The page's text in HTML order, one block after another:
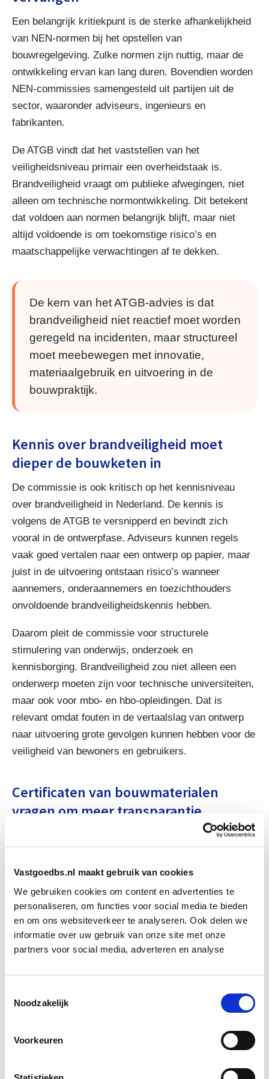
Vastgoedbs.nl maakt gebruik van cookies
We gebruiken cookies om content en advertenties te
personaliseren, om functies voor social media te bieden
en om ons websiteverkeer te analyseren. Ook delen we
informatie over uw gebruik van onze site met onze
partners voor social media, adverteren en analyse
Noodzakelijk
Voorkeuren
Een belangrijk kritiekpunt is de sterke afhankelijkheid
van NEN-normen bij het opstellen van
bouwregelgeving. Zulke normen zijn nuttig, maar de
ontwikkeling ervan kan lang duren. Bovendien worden
NEN-commissies samengesteld uit partijen uit de
sector, waaronder adviseurs, ingenieurs en
fabrikanten.
De ATGB vindt dat het vaststellen van het
veiligheidsniveau primair een overheidstaak is.
Brandveiligheid vraagt om publieke afwegingen, niet
alleen om technische normontwikkeling. Dit betekent
dat voldoen aan normen belangrijk blijft, maar niet
altijd voldoende is om toekomstige risico’s en
maatschappelijke verwachtingen af te dekken.
De kern van het ATGB-advies is dat
brandveiligheid niet reactief moet worden
geregeld na incidenten, maar structureel
moet meebewegen met innovatie,
materiaalgebruik en uitvoering in de
bouwpraktijk.
Kennis over brandveiligheid moet
dieper de bouwketen in
De commissie is ook kritisch op het kennisniveau
over brandveiligheid in Nederland. De kennis is
volgens de ATGB te versnipperd en bevindt zich
vooral in de ontwerpfase. Adviseurs kunnen regels
vaak goed vertalen naar een ontwerp op papier, maar
juist in de uitvoering ontstaan risico’s wanneer
aannemers, onderaannemers en toezichthouders
onvoldoende brandveiligheidskennis hebben.
Daarom pleit de commissie voor structurele
stimulering van onderwijs, onderzoek en
kennisborging. Brandveiligheid zou niet alleen een
onderwerp moeten zijn voor technische universiteiten,
maar ook voor mbo- en hbo-opleidingen. Dat is
relevant omdat fouten in de vertaalslag van ontwerp
naar uitvoering grote gevolgen kunnen hebben voor de
veiligheid van bewoners en gebruikers.
Certificaten van bouwmaterialen
vragen om meer transparantie
Een ander aandachtspunt is de informatie op
zwakke plekken in het certificeringssysteem, onder
meer doordat prestatieverklaringen niet altijd duidelijk
maken binnen welk toepassingsgebied een materiaal
veilig kan worden gebruikt. Dat is vooral belangrijk bij
gevelsystemen, waar kleine wijzigingen in opbouw of
toepassing grote invloed kunnen hebben op het
Voor ontwikkelaars, gebouweigenaren en bouwteams
betekent dit dat zij niet alleen naar productcertificaten
moeten kijken, maar ook naar de onderbouwing van
testen en de exacte toepassing in het gebouw. De